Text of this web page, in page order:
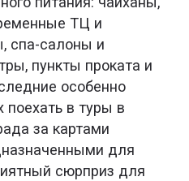
ТЦ и
спа-салоны и
пункты проката и
особенно
в туры в
за картами
для
сюрприз для